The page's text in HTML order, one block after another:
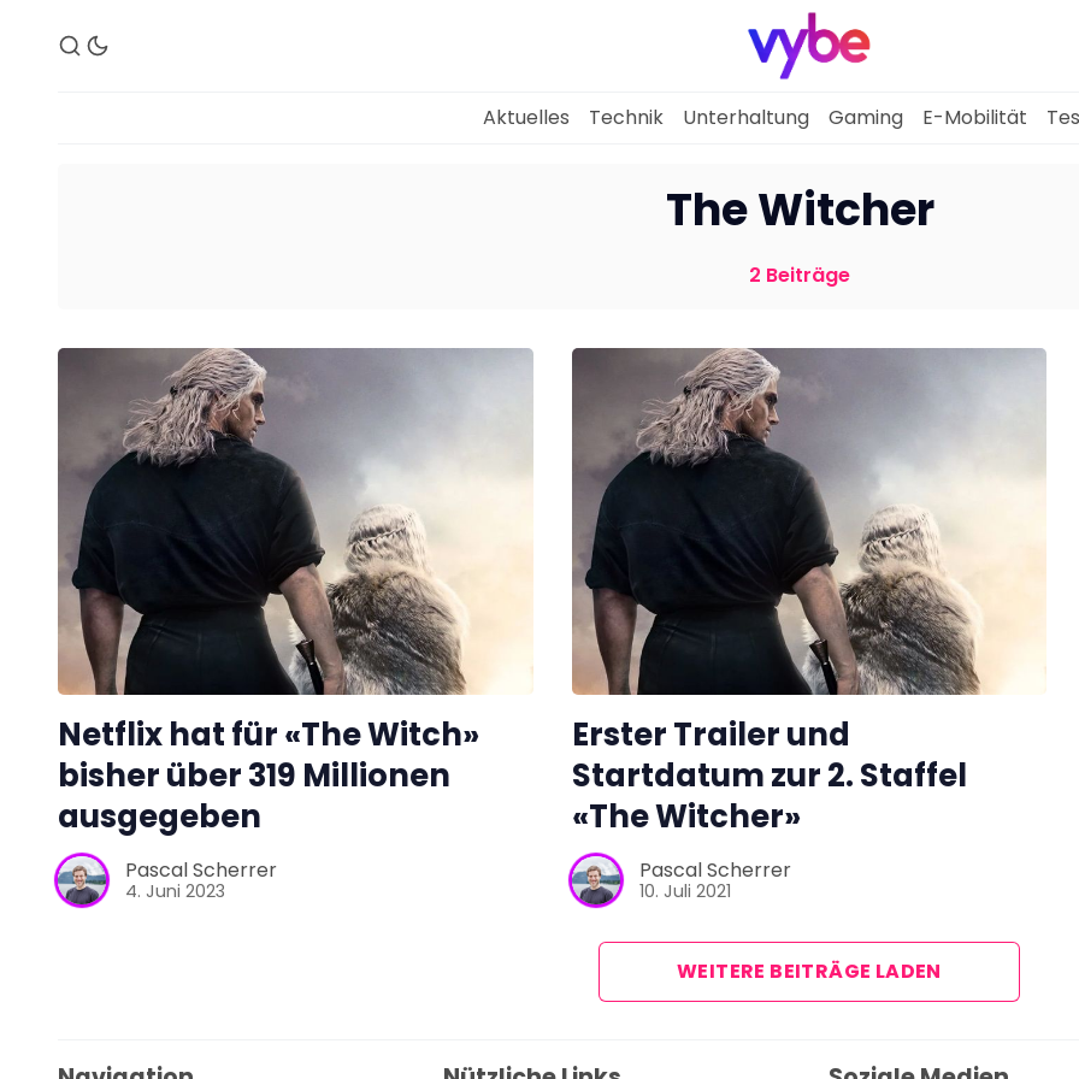
Technik
Gaming
E-Mobilität
Tests
Über uns
Team
Zusammenarbeit
Kontakt
Aktuelles Technik Unterhaltung Gaming E-Mobilität
The Witcher
2 Beiträge
Netflix hat für «The Witch»
bisher über 319 Millionen
ausgegeben
Pascal Scherrer
4. Juni 2023
Erster Trailer und
Startdatum zur 2. Staffel
«The Witcher»
Pascal Scherrer
10. Juli 2021
WEITERE BEITRÄGE LADEN